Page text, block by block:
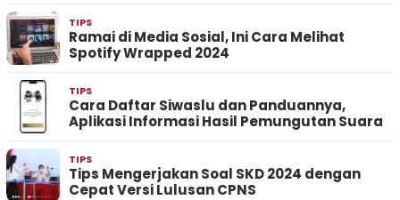
TIPS
Ramai di Media Sosial, Ini Cara Melihat
Spotify Wrapped 2024
TIPS
Cara Daftar Siwaslu dan Panduannya,
Aplikasi Informasi Hasil Pemungutan Suara
TIPS
Tips Mengerjakan Soal SKD 2024 dengan
Cepat Versi Lulusan CPNS